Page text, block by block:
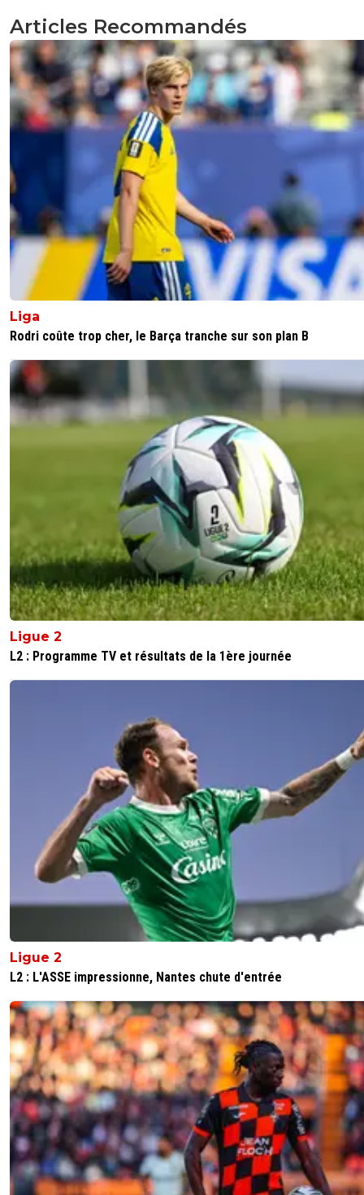
Articles Recommandés
Liga
Rodri coûte trop cher, le Barça tranche sur son plan B
Ligue 2
L2 : Programme TV et résultats de la 1ère journée
Ligue 2
L2 : L'ASSE impressionne, Nantes chute d'entrée